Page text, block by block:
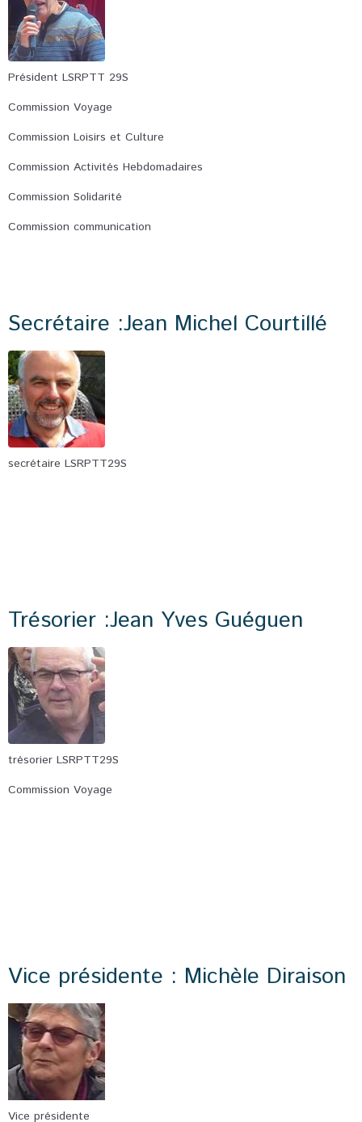
Président LSRPTT 29S
Commission Voyage
Commission Loisirs et Culture
Commission Activités Hebdomadaires
Commission Solidarité
Commission communication
Secrétaire :Jean Michel Courtillé
secrétaire LSRPTT29S
Trésorier :Jean Yves Guéguen
trésorier LSRPTT29S
Commission Voyage
Vice présidente : Michèle Diraison
Vice présidente